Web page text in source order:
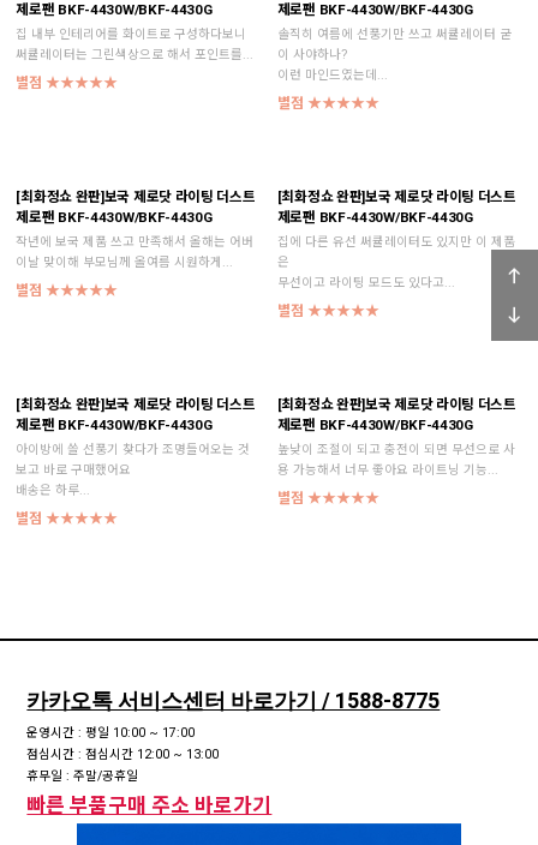
제로팬 BKF-4430W/BKF-4430G
집 내부 인테리어를 화이트로 구성하다보니
써큘레이터는 그린색상으로 해서 포인트를...
별점 ★★★★★
제로팬 BKF-4430W/BKF-4430G
솔직히 여름에 선풍기만 쓰고 써큘레이터 굳
이 사야하나?
이런 마인드였는데...
별점 ★★★★★
[최화정쇼 완판]보국 제로닷 라이팅 더스트
제로팬 BKF-4430W/BKF-4430G
작년에 보국 제품 쓰고 만족해서 올해는 어버
이날 맞이해 부모님께 올여름 시원하게...
별점 ★★★★★
[최화정쇼 완판]보국 제로닷 라이팅 더스트
제로팬 BKF-4430W/BKF-4430G
집에 다른 유선 써큘레이터도 있지만 이 제품
은
무선이고 라이팅 모드도 있다고...
별점 ★★★★★
[최화정쇼 완판]보국 제로닷 라이팅 더스트
제로팬 BKF-4430W/BKF-4430G
아이방에 쓸 선풍기 찾다가 조명들어오는 것
보고 바로 구매했어요
배송은 하루...
별점 ★★★★★
[최화정쇼 완판]보국 제로닷 라이팅 더스트
제로팬 BKF-4430W/BKF-4430G
높낮이 조절이 되고 충전이 되면 무선으로 사
용 가능해서 너무 좋아요 라이트닝 기능...
별점 ★★★★★
카카오톡 서비스센터 바로가기 / 1588-8775
운영시간 : 평일 10:00 ~ 17:00
점심시간 : 점심시간 12:00 ~ 13:00
휴무일 : 주말/공휴일
빠른 부품구매 주소 바로가기